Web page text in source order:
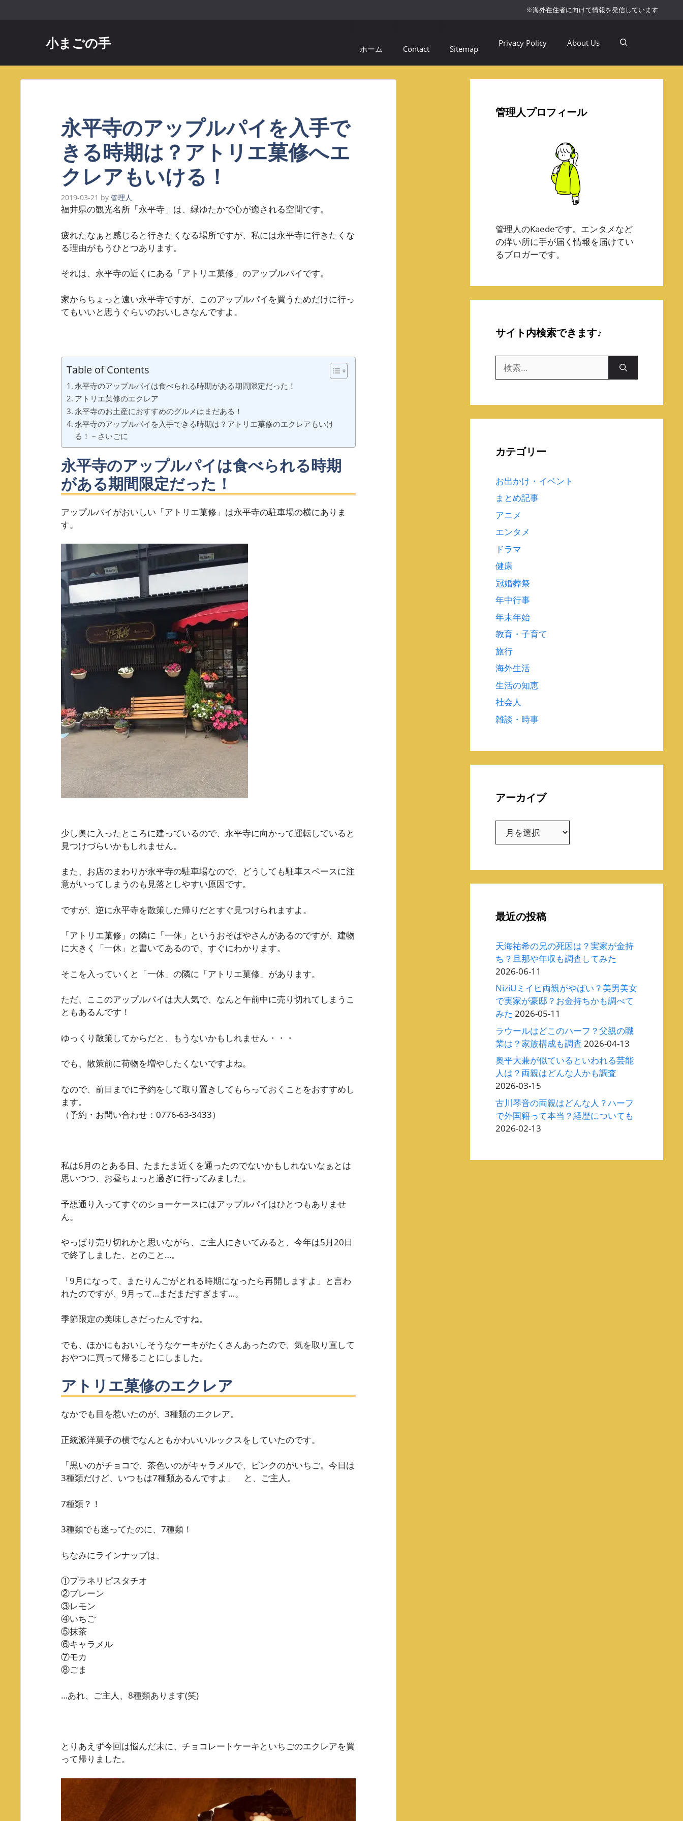
へ
※海外在住者に向けて情報を発信しています
小まごの手 ホーム Contact Sitemap
Privacy Policy About Us
永平寺のアップルパイを入手で
きる時期は？アトリエ菓修へエ
クレアもいける！
2019-03-21 by 管理人
福井県の観光名所「永平寺」は、緑ゆたかで心が癒される空間です。
疲れたなぁと感じると行きたくなる場所ですが、私には永平寺に行きたくな
る理由がもうひとつあります。
それは、永平寺の近くにある「アトリエ菓修」のアップルパイです。
家からちょっと遠い永平寺ですが、このアップルパイを買うためだけに行っ
てもいいと思うぐらいのおいしさなんですよ。
Table of Contents
永平寺のアップルパイは食べられる時期がある期間限定だった！
アトリエ菓修のエクレア
永平寺のお土産におすすめのグルメはまだある！
永平寺のアップルパイを入手できる時期は？アトリエ菓修のエクレアもいけ
る！－さいごに
永平寺のアップルパイは食べられる時期
がある期間限定だった！
アップルパイがおいしい「アトリエ菓修」は永平寺の駐車場の横にありま
す。
少し奥に入ったところに建っているので、永平寺に向かって運転していると
見つけづらいかもしれません。
また、お店のまわりが永平寺の駐車場なので、どうしても駐車スペースに注
意がいってしまうのも見落としやすい原因です。
ですが、逆に永平寺を散策した帰りだとすぐ見つけられますよ。
「アトリエ菓修」の隣に「一休」というおそばやさんがあるのですが、建物
に大きく「一休」と書いてあるので、すぐにわかります。
そこを入っていくと「一休」の隣に「アトリエ菓修」があります。
ただ、ここのアップルパイは大人気で、なんと午前中に売り切れてしまうこ
ともあるんです！
ゆっくり散策してからだと、もうないかもしれません・・・
でも、散策前に荷物を増やしたくないですよね。
なので、前日までに予約をして取り置きしてもらっておくことをおすすめし
ます。
（予約・お問い合わせ：0776-63-3433）
私は6月のとある日、たまたま近くを通ったのでないかもしれないなぁとは
思いつつ、お昼ちょっと過ぎに行ってみました。
予想通り入ってすぐのショーケースにはアップルパイはひとつもありませ
ん。
やっぱり売り切れかと思いながら、ご主人にきいてみると、今年は5月20日
で終了しました、とのこと…。
「9月になって、またりんごがとれる時期になったら再開しますよ」と言わ
れたのですが、9月って…まだまだすぎます…。
季節限定の美味しさだったんですね。
でも、ほかにもおいしそうなケーキがたくさんあったので、気を取り直して
おやつに買って帰ることにしました。
アトリエ菓修のエクレア
なかでも目を惹いたのが、3種類のエクレア。
正統派洋菓子の横でなんともかわいいルックスをしていたのです。
「黒いのがチョコで、茶色いのがキャラメルで、ピンクのがいちご。今日は
3種類だけど、いつもは7種類あるんですよ」 と、ご主人。
7種類？！
3種類でも迷ってたのに、7種類！
ちなみにラインナップは、
①プラネリピスタチオ
②プレーン
③レモン
④いちご
⑤抹茶
⑥キャラメル
⑦モカ
⑧ごま
…あれ、ご主人、8種類あります(笑)
とりあえず今回は悩んだ末に、チョコレートケーキといちごのエクレアを買
って帰りました。
管理人プロフィール
管理人のKaedeです。エンタメなど
の痒い所に手が届く情報を届けてい
るブロガーです。
サイト内検索できます♪
索:
カテゴリー
お出かけ・イベント
まとめ記事
アニメ
エンタメ
ドラマ
健康
冠婚葬祭
年中行事
年末年始
教育・子育て
旅行
海外生活
生活の知恵
社会人
雑談・時事
アーカイブ
最近の投稿
天海祐希の兄の死因は？実家が金持
ち？旦那や年収も調査してみた
2026-06-11
NiziUミイヒ両親がやばい？美男美女
で実家が豪邸？お金持ちかも調べて
みた 2026-05-11
ラウールはどこのハーフ？父親の職
業は？家族構成も調査 2026-04-13
奥平大兼が似ているといわれる芸能
人は？両親はどんな人かも調査
2026-03-15
古川琴音の両親はどんな人？ハーフ
で外国籍って本当？経歴についても
2026-02-13